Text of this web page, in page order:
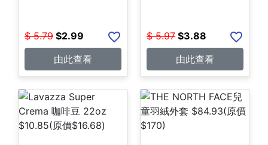
$ 5.79 $2.99
由此查看
$ 5.97 $3.88
由此查看